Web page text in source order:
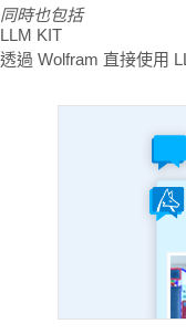
同時也包括
LLM KIT
透過 Wolfram 直接使用